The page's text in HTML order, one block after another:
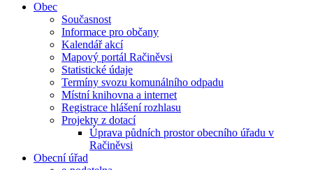
Obec
Současnost
Informace pro občany
Kalendář akcí
Mapový portál Račiněvsi
Statistické údaje
Termíny svozu komunálního odpadu
Místní knihovna a internet
Registrace hlášení rozhlasu
Projekty z dotací
Úprava půdních prostor obecního úřadu v
Račiněvsi
Obecní úřad